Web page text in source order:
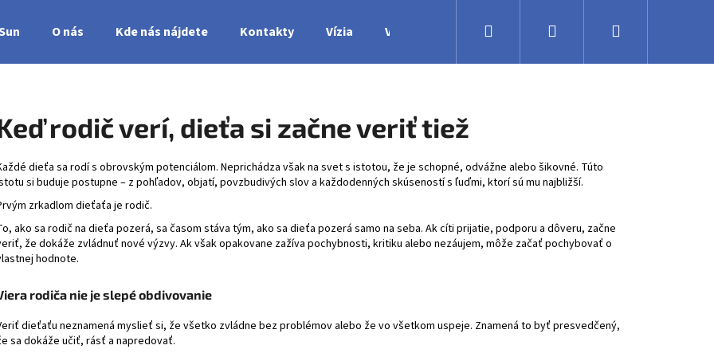
O nás Kde nás nájdete Kontakty Vízia Výroba Obchodné podmienky Veľkoobchodná
Prihlásenie
rodič verí, dieťa si začne veriť tiež
dieťa sa rodí s obrovským potenciálom. Neprichádza však na svet s istotou, že je schopné, odvážne alebo šikovné. Túto
si buduje postupne – z pohľadov, objatí, povzbudivých slov a každodenných skúseností s ľuďmi, ktorí sú mu najbližší.
zrkadlom dieťaťa je rodič.
ako sa rodič na dieťa pozerá, sa časom stáva tým, ako sa dieťa pozerá samo na seba. Ak cíti prijatie, podporu a dôveru, začne
že dokáže zvládnuť nové výzvy. Ak však opakovane zažíva pochybnosti, kritiku alebo nezáujem, môže začať pochybovať o
hodnote.
rodiča nie je slepé obdivovanie
dieťaťu neznamená myslieť si, že všetko zvládne bez problémov alebo že vo všetkom uspeje. Znamená to byť presvedčený,
sa dokáže učiť, rásť a napredovať.